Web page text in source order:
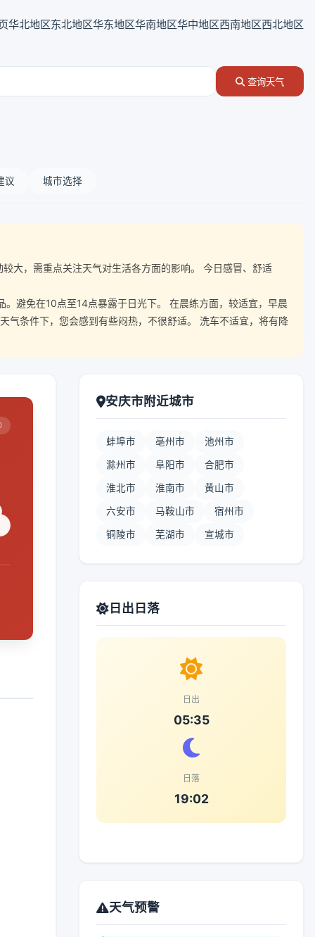
华北地区东北地区华东地区华南地区华中地区西南地区西北地区
查询天气
议 城市选择
，需重点关注天气对生活各方面的影响。 今日感冒、舒适
避免在10点至14点暴露于日光下。 在晨练方面，较适宜，早晨
气条件下，您会感到有些闷热，不很舒适。 洗车不适宜，将有降
安庆市附近城市
蚌埠市 亳州市 池州市
滁州市 阜阳市 合肥市
淮北市 淮南市 黄山市
六安市 马鞍山市 宿州市
铜陵市 芜湖市 宣城市
日出日落
日出
05:35
日落
19:02
天气预警